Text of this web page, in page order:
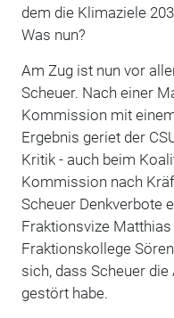
dem die Klimaziele
Was nun?
Am Zug ist nun vor
Scheuer. Nach einer
Kommission mit
Ergebnis geriet der
Kritik - auch beim
Kommission nach
Scheuer Denkverbote
Fraktionsvize
Fraktionskollege
sich, dass Scheuer
gestört habe.